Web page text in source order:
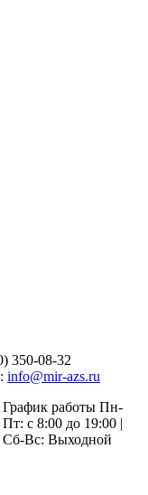
350-08-32
info@mir-azs.ru
График работы Пн-
Пт: с 8:00 до 19:00 |
Сб-Вс: Выходной